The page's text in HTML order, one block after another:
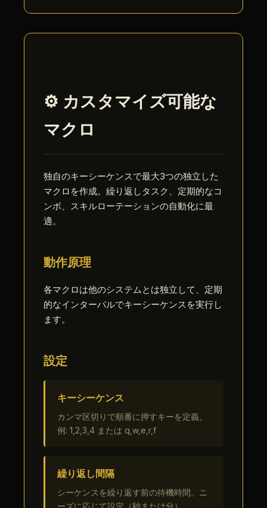
⚙️ カスタマイズ可能な
マクロ
独自のキーシーケンスで最大3つの独立した
マクロを作成。繰り返しタスク、定期的なコ
ンボ、スキルローテーションの自動化に最
適。
動作原理
各マクロは他のシステムとは独立して、定期
的なインターバルでキーシーケンスを実行し
ます。
設定
キーシーケンス
カンマ区切りで順番に押すキーを定義。
例: 1,2,3,4 または q,w,e,r,f
繰り返し間隔
シーケンスを繰り返す前の待機時間。ニ
ーズに応じて設定（秒または分）。